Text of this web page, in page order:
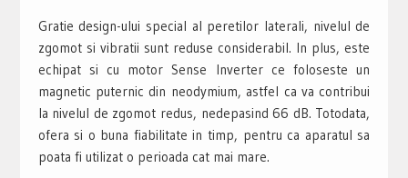
Gratie design-ului special al peretilor laterali, nivelul de
zgomot si vibratii sunt reduse considerabil. In plus, este
echipat si cu motor Sense Inverter ce foloseste un
magnetic puternic din neodymium, astfel ca va contribui
la nivelul de zgomot redus, nedepasind 66 dB. Totodata,
ofera si o buna fiabilitate in timp, pentru ca aparatul sa
poata fi utilizat o perioada cat mai mare.